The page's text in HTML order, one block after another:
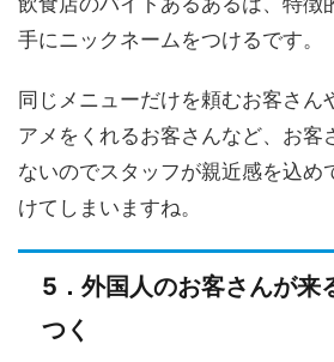
手にニックネームをつけるです。
同じメニューだけを頼むお客さん
アメをくれるお客さんなど、お客
ないのでスタッフが親近感を込め
けてしまいますね。
5．外国人のお客さんが来
つく